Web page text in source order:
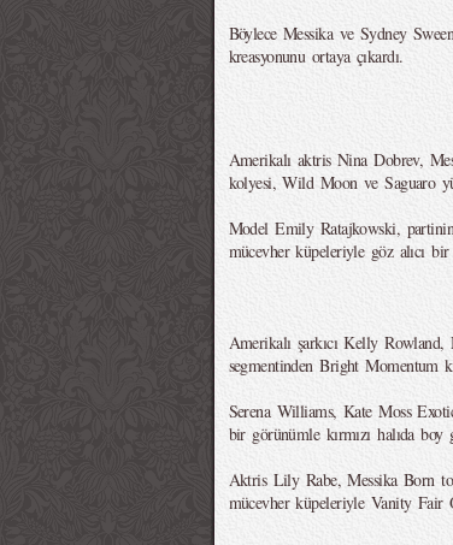
Böylece Messika ve Sydney
kreasyonunu ortaya çıkardı.
Amerikalı aktris Nina Dobrev,
kolyesi, Wild Moon ve Saguaro
Model Emily Ratajkowski, partinin
mücevher küpeleriyle göz alıcı
Amerikalı şarkıcı Kelly
segmentinden Bright Momentum
Serena Williams, Kate Moss
bir görünümle kırmızı halıda boy
Aktris Lily Rabe, Messika Born
mücevher küpeleriyle Vanity Fair